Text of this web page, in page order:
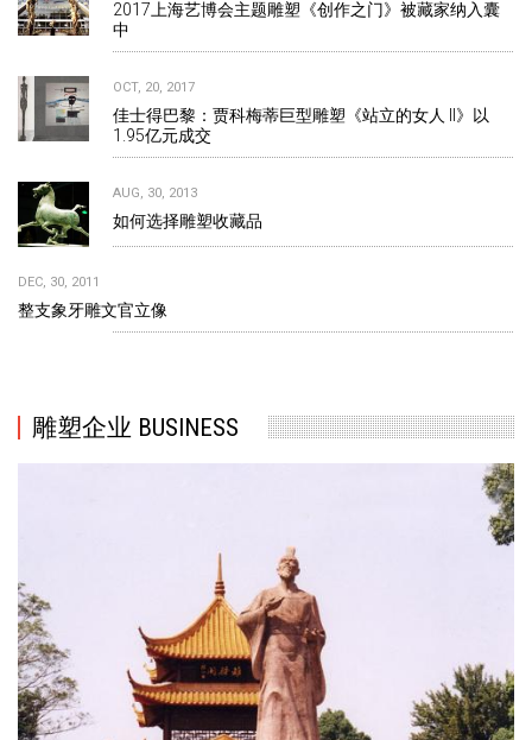
2017上海艺博会主题雕塑《创作之门》被藏家纳入囊
中
OCT, 20, 2017
佳士得巴黎：贾科梅蒂巨型雕塑《站立的女人 II》以
1.95亿元成交
AUG, 30, 2013
如何选择雕塑收藏品
DEC, 30, 2011
整支象牙雕文官立像
雕塑企业 BUSINESS